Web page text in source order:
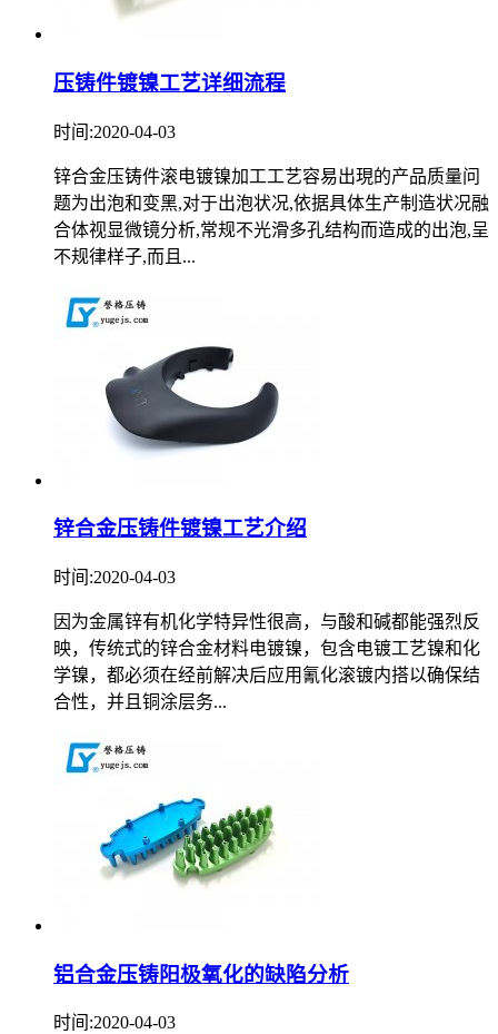
压铸件镀镍工艺详细流程
时间:2020-04-03
锌合金压铸件滚电镀镍加工工艺容易出現的产品质量问
题为出泡和变黑,对于出泡状况,依据具体生产制造状况融
合体视显微镜分析,常规不光滑多孔结构而造成的出泡,呈
不规律样子,而且...
锌合金压铸件镀镍工艺介绍
时间:2020-04-03
因为金属锌有机化学特异性很高，与酸和碱都能强烈反
映，传统式的锌合金材料电镀镍，包含电镀工艺镍和化
学镍，都必须在经前解决后应用氰化滚镀内搭以确保结
合性，并且铜涂层务...
铝合金压铸阳极氧化的缺陷分析
时间:2020-04-03